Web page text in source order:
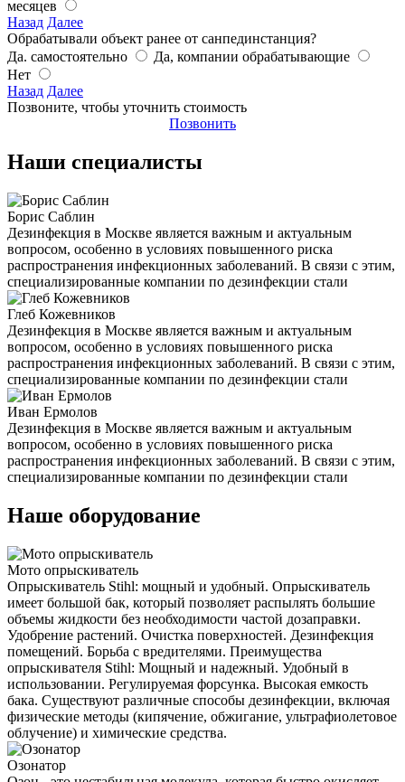
месяцев
Назад Далее
Обрабатывали объект ранее от санпединстанция?
Да. самостоятельно
Да, компании обрабатывающие
Нет
Назад Далее
Позвоните, чтобы уточнить стоимость
Позвонить
Наши специалисты
Борис Саблин
Дезинфекция в Москве является важным и актуальным
вопросом, особенно в условиях повышенного риска
распространения инфекционных заболеваний. В связи с этим,
специализированные компании по дезинфекции стали
Глеб Кожевников
Дезинфекция в Москве является важным и актуальным
вопросом, особенно в условиях повышенного риска
распространения инфекционных заболеваний. В связи с этим,
специализированные компании по дезинфекции стали
Иван Ермолов
Дезинфекция в Москве является важным и актуальным
вопросом, особенно в условиях повышенного риска
распространения инфекционных заболеваний. В связи с этим,
специализированные компании по дезинфекции стали
Наше оборудование
Мото опрыскиватель
Опрыскиватель Stihl: мощный и удобный. Опрыскиватель
имеет большой бак, который позволяет распылять большие
объемы жидкости без необходимости частой дозаправки.
Удобрение растений. Очистка поверхностей. Дезинфекция
помещений. Борьба с вредителями. Преимущества
опрыскивателя Stihl: Мощный и надежный. Удобный в
использовании. Регулируемая форсунка. Высокая емкость
бака. Существуют различные способы дезинфекции, включая
физические методы (кипячение, обжигание, ультрафиолетовое
облучение) и химические средства.
Озонатор